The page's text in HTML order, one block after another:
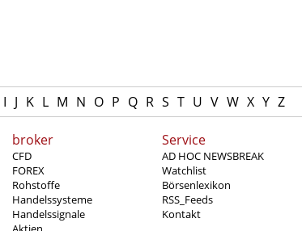
I J K L M N O P Q R S T U V W X Y Z
broker
CFD
FOREX
Rohstoffe
Handelssysteme
Handelssignale
Service
AD HOC NEWSBREAK
Watchlist
Börsenlexikon
RSS_Feeds
Kontakt